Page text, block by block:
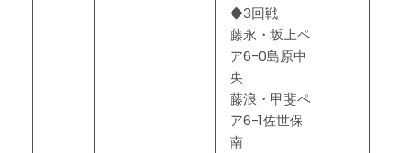
◆3回戦
藤永・坂上ペ
ア6-0島原中
央
藤浪・甲斐ペ
ア6-1佐世保
南